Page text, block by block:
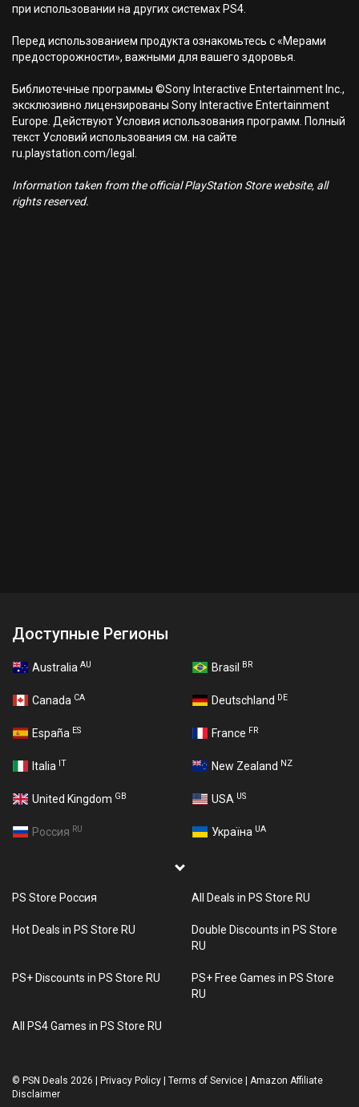
при использовании на других системах PS4.
Перед использованием продукта ознакомьтесь с «Мерами
предосторожности», важными для вашего здоровья.
Библиотечные программы ©Sony Interactive Entertainment Inc.,
эксклюзивно лицензированы Sony Interactive Entertainment
Europe. Действуют Условия использования программ. Полный
текст Условий использования см. на сайте
ru.playstation.com/legal.
Information taken from the official PlayStation Store website, all
rights reserved.
Доступные Регионы
Australia AU Brasil BR
Canada CA Deutschland DE
España ES France FR
Italia IT New Zealand NZ
United Kingdom GB USA US
Россия RU Україна UA
PS Store Россия All Deals in PS Store RU
Hot Deals in PS Store RU
Double Discounts in PS Store
RU
PS+ Discounts in PS Store RU
PS+ Free Games in PS Store
RU
All PS4 Games in PS Store RU
© PSN Deals 2026 Privacy Policy Terms of Service
Amazon Affiliate
Disclaimer